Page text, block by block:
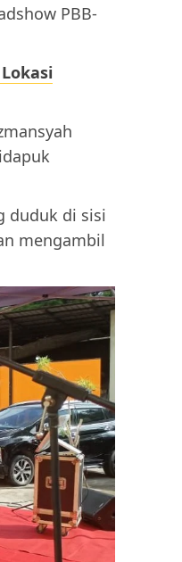
PBB-
duduk di sisi
mengambil